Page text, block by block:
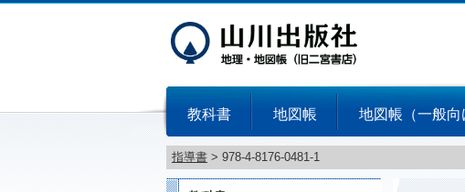
教科書 地図帳 地図帳（一般向
指導書 > 978-4-8176-0481-1